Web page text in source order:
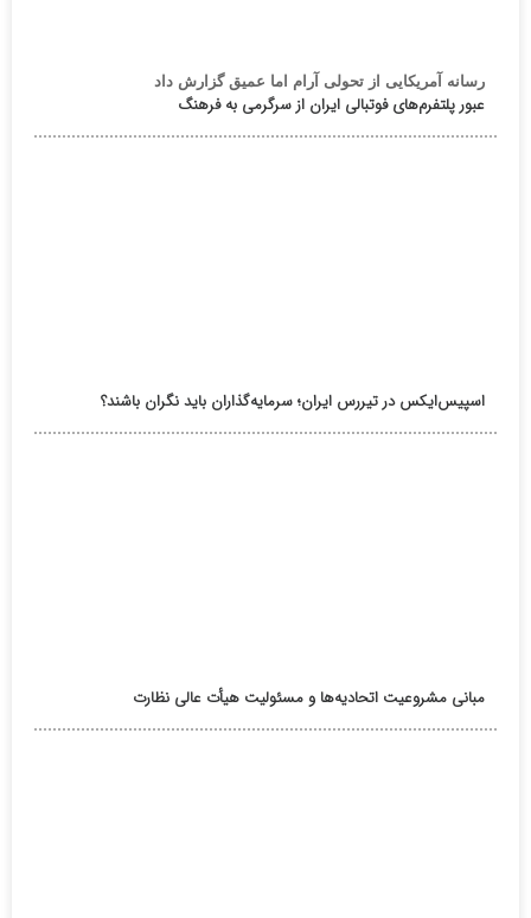
رسانه آمریکایی از تحولی آرام اما عمیق گزارش داد
عبور پلتفرم‌های فوتبالی ایران از سرگرمی به فرهنگ
اسپیس‌ایکس در تیررس ایران؛ سرمایه‌گذاران باید نگران باشند؟
مبانی مشروعیت اتحادیه‌ها و مسئولیت هیأت عالی نظارت